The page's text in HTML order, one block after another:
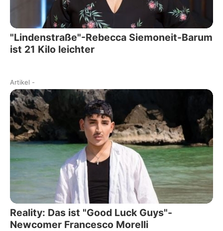
"Lindenstraße"-Rebecca Siemoneit-Barum
ist 21 Kilo leichter
Artikel -
Reality: Das ist "Good Luck Guys"-
Newcomer Francesco Morelli